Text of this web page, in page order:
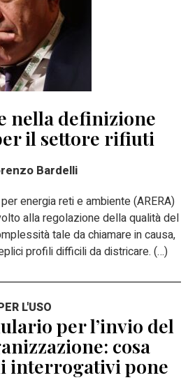
nella definizione
il settore rifiuti
Bardelli
energia reti e ambiente (ARERA)
alla regolazione della qualità del
tale da chiamare in causa,
profili difficili da districare. (…)
L'USO
per l’invio del
cosa
interrogativi pone